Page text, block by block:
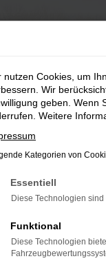
nutzen Cookies, um
Wir
geben. Wenn
Weitere
Kategorien von
Essentiell
Diese Technologien
Funktional
Diese Technologien